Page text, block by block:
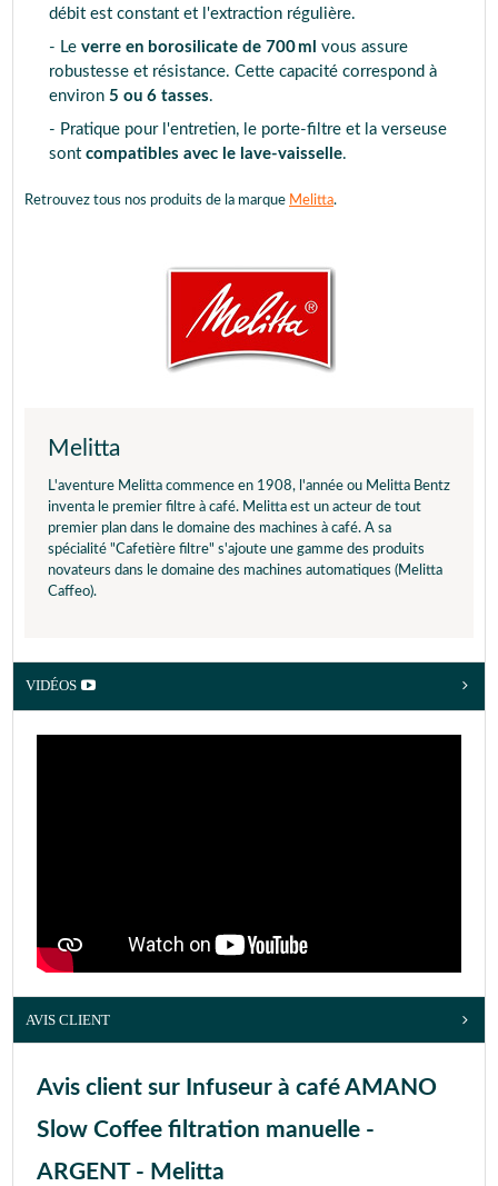
débit est constant et l'extraction régulière.
- Le verre en borosilicate de 700 ml vous assure
robustesse et résistance. Cette capacité correspond à
environ 5 ou 6 tasses.
- Pratique pour l'entretien, le porte-filtre et la verseuse
sont compatibles avec le lave-vaisselle.
Retrouvez tous nos produits de la marque Melitta.
Melitta
L'aventure Melitta commence en 1908, l'année ou Melitta Bentz
inventa le premier filtre à café. Melitta est un acteur de tout
premier plan dans le domaine des machines à café. A sa
spécialité "Cafetière filtre" s'ajoute une gamme des produits
novateurs dans le domaine des machines automatiques (Melitta
Caffeo).
VIDÉOS
AVIS CLIENT
Avis client sur Infuseur à café AMANO
Slow Coffee filtration manuelle -
ARGENT - Melitta